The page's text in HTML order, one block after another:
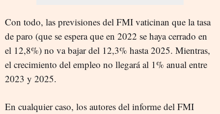
Con todo, las previsiones del FMI vaticinan que la tasa
de paro (que se espera que en 2022 se haya cerrado en
el 12,8%) no va bajar del 12,3% hasta 2025. Mientras,
el crecimiento del empleo no llegará al 1% anual entre
2023 y 2025.
En cualquier caso, los autores del informe del FMI